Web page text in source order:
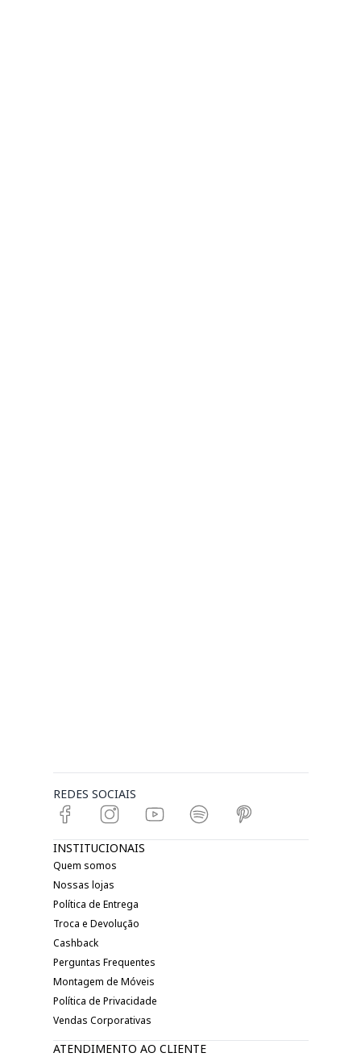
REDES SOCIAIS
INSTITUCIONAIS
Quem somos
Nossas lojas
Política de Entrega
Troca e Devolução
Cashback
Perguntas Frequentes
Montagem de Móveis
Política de Privacidade
Vendas Corporativas
ATENDIMENTO AO CLIENTE